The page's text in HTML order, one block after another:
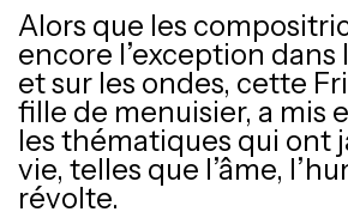
Alors que les
encore l’exception dans
et sur les ondes, cette
fille de menuisier, a mis
les thématiques qui ont
vie, telles que l’âme,
révolte.